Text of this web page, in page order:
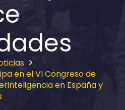
en el VI Congreso de
en España y